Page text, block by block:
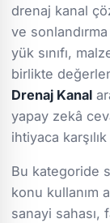
drenaj kanal
ve
yük sınıfı,
birlikte
Drenaj Kanal
yapay zekâ
ihtiyaca
Bu kategoride
konu kullanım
sanayi sahası,